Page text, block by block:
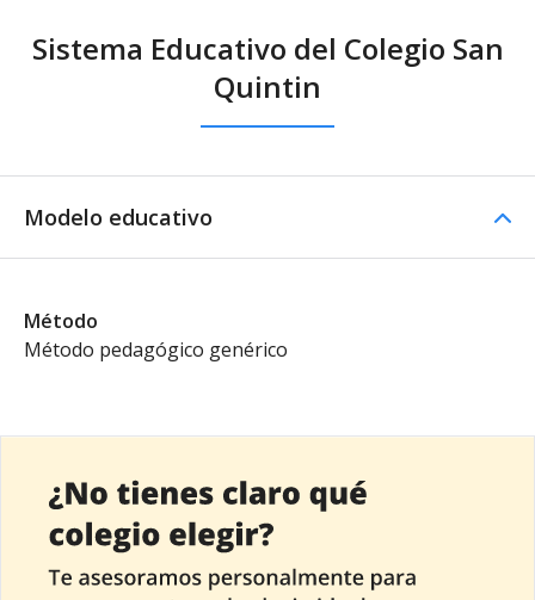
Sistema Educativo del Colegio San
Quintin
Modelo educativo
Método
Método pedagógico genérico